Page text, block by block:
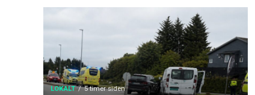
LOKALT 5 timer siden